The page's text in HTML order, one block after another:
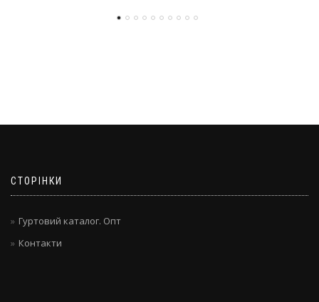
СТОРІНКИ
Гуртовий каталог. Опт
Контакти